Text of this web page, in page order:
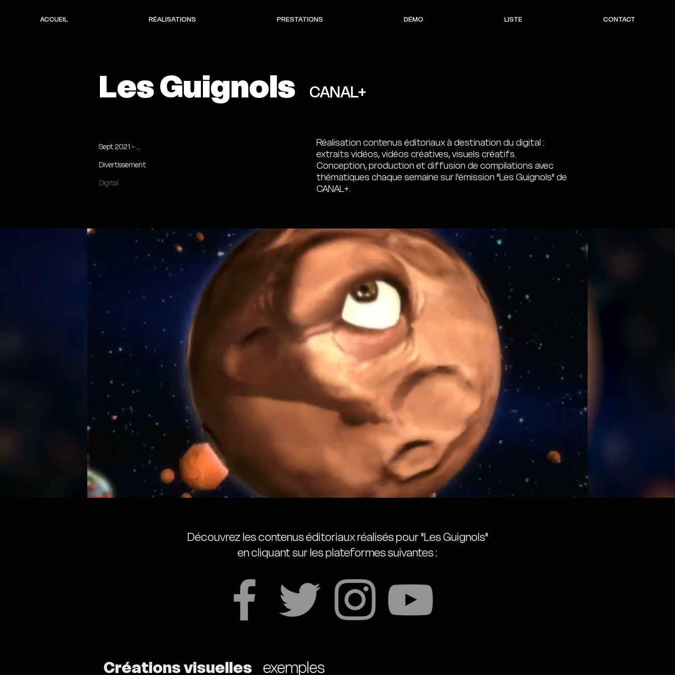
ACCUEIL RÉALISATIONS PRESTATIONS DÉMO LISTE CONTACT
Les Guignols CANAL+
Sept 2021 - ...
Divertissement
Digital
Réalisation contenus éditoriaux à destination du digital :
extraits vidéos, vidéos créatives, visuels créatifs.
Conception, production et diffusion de compilations avec
thématiques chaque semaine sur l'émission "Les Guignols" de
CANAL+.
Découvrez les contenus éditoriaux réalisés pour "Les Guignols"
en cliquant sur les plateformes suivantes :
Créations visuelles exemples